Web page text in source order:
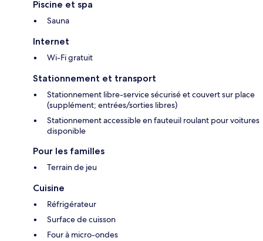
Piscine et spa
Sauna
Internet
Wi-Fi gratuit
Stationnement et transport
Stationnement libre-service sécurisé et couvert sur place
(supplément; entrées/sorties libres)
Stationnement accessible en fauteuil roulant pour voitures
disponible
Pour les familles
Terrain de jeu
Cuisine
Réfrigérateur
Surface de cuisson
Four à micro-ondes